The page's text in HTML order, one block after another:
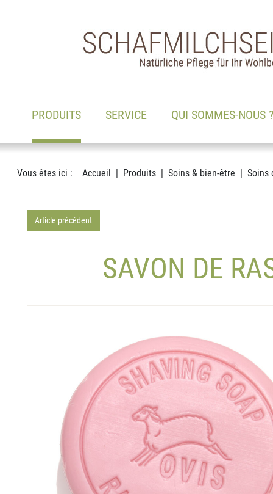
PRODUITS(ACTIF)SERVICE QUI SOMMES-NOUS ?
Vous êtes ici : Accueil Produits Soins & bien-être Soins
Article précédent
SAVON DE